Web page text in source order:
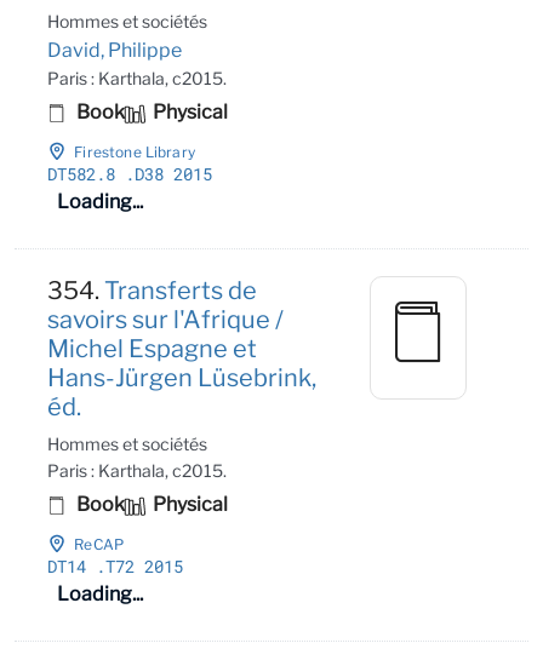
Hommes et sociétés
David, Philippe
Paris : Karthala, c2015.
Book Physical
Firestone Library
DT582.8 .D38 2015
Loading...
354.Transferts de
savoirs sur l'Afrique /
Michel Espagne et
Hans-Jürgen Lüsebrink,
éd.
Hommes et sociétés
Paris : Karthala, c2015.
Book Physical
ReCAP
DT14 .T72 2015
Loading...